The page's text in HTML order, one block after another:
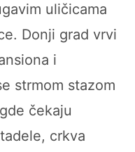
uličicama
Donji grad vrvi
i
strmom stazom
čekaju
crkva